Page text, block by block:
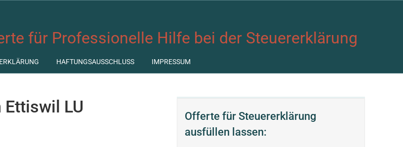
für Professionelle Hilfe bei der Steuererklärung
HAFTUNGSAUSSCHLUSS IMPRESSUM
Offerte für Steuererklärung
ausfüllen lassen:
LU